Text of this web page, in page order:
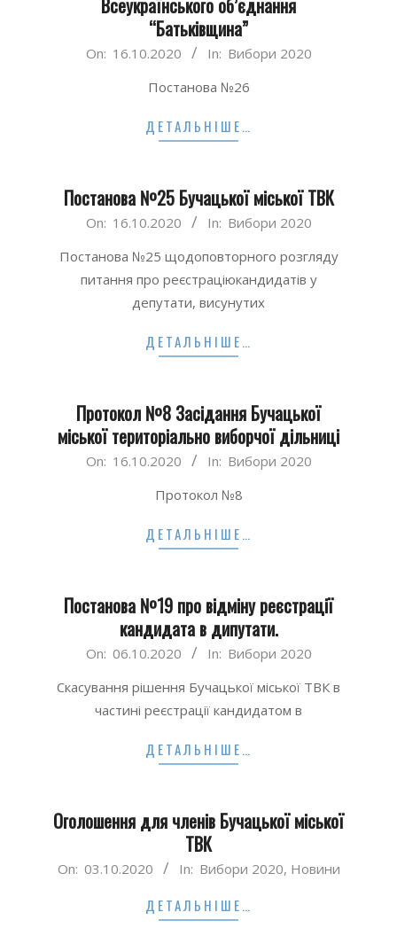
“Батьківщина”
2020-On: 16.10.2020 In: Вибори 2020
Постанова №26
ДЕТАЛЬНІШЕ…
Постанова №25 Бучацької міської ТВК
2020-
16
On: 16.10.2020 In: Вибори 2020
Постанова №25 щодоповторного розгляду
питання про реєстраціюкандидатів у
депутати, висунутих
ДЕТАЛЬНІШЕ…
Протокол №8 Засідання Бучацької
міської територіально виборчої дільниці
2020-On: 16.10.2020 In: Вибори 2020
Протокол №8
ДЕТАЛЬНІШЕ…
Постанова №19 про відміну реєстрації
кандидата в дипутати.
2020-
06
On: 06.10.2020 In: Вибори 2020
Скасування рішення Бучацької міської ТВК в
частині реєстрації кандидатом в
ДЕТАЛЬНІШЕ…
Оголошення для членів Бучацької міської
ТВК
2020-
On: 03.10.2020 In: Вибори 2020, Новини
ДЕТАЛЬНІШЕ…